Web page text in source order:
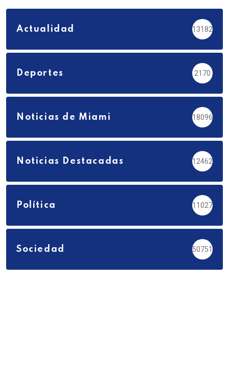
Actualidad 13182
Deportes 2170
Noticias de Miami 18096
Noticias Destacadas 12462
Política 11027
Sociedad 50751